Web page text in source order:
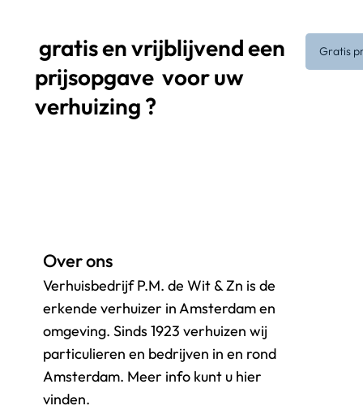
gratis en vrijblijvend een
prijsopgavevoor uw
verhuizing ?
Gratis
Over ons
Verhuisbedrijf P.M. de Wit & Zn is de
erkende verhuizer in Amsterdam en
omgeving. Sinds 1923 verhuizen wij
particulieren en bedrijven in en rond
Amsterdam. Meer info kunt u hier
vinden.